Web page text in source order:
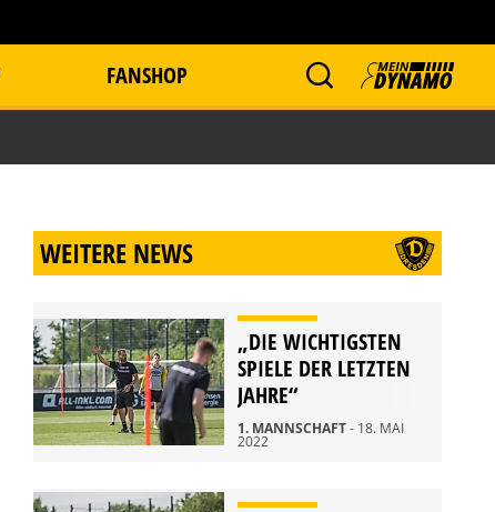
FANSHOP
WEITERE NEWS
„DIE WICHTIGSTEN
SPIELE DER LETZTEN
JAHRE“
1. MANNSCHAFT- 18. MAI
2022